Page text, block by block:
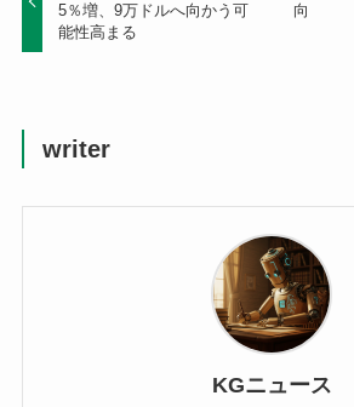
5％増、9万ドルへ向かう可
能性高まる
向
writer
KGニュース